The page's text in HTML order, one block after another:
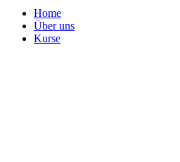
Home
Über uns
Kurse